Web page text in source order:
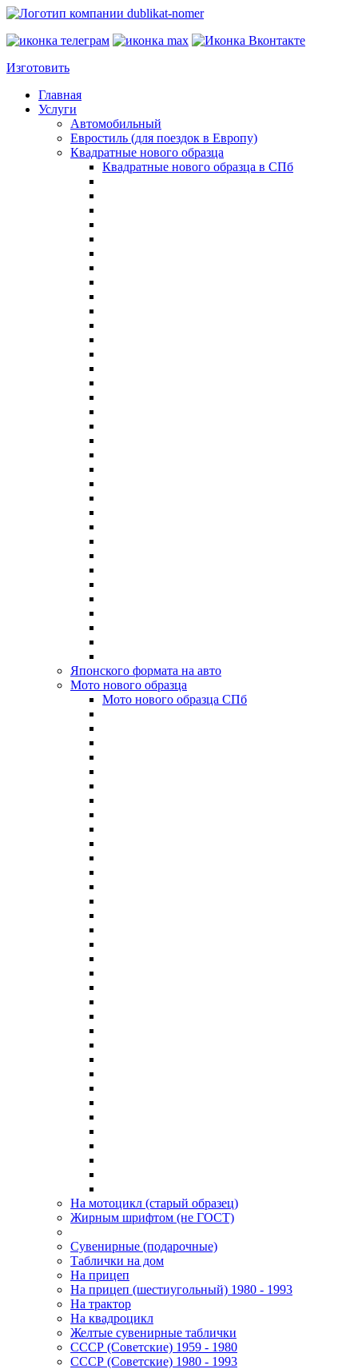
Изготовить
Главная
Услуги
Автомобильный
Евростиль (для поездок в Европу)
Квадратные нового образца
Квадратные нового образца в СПб
Японского формата на авто
Мото нового образца
Мото нового образца СПб
На мотоцикл (старый образец)
Жирным шрифтом (не ГОСТ)
Сувенирные (подарочные)
Таблички на дом
На прицеп
На прицеп (шестиугольный) 1980 - 1993
На трактор
На квадроцикл
Желтые сувенирные таблички
СССР (Советские) 1959 - 1980
СССР (Советские) 1980 - 1993